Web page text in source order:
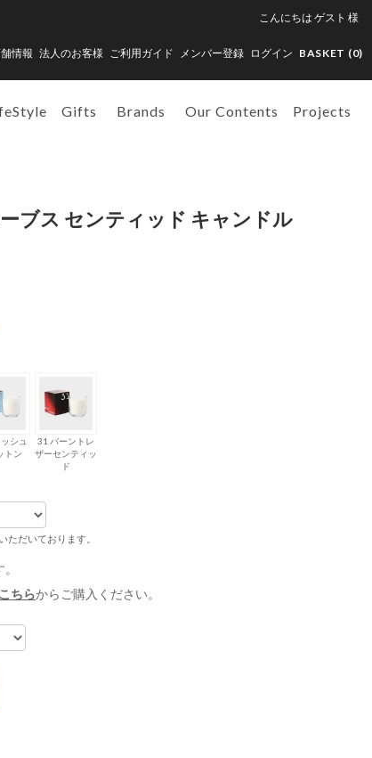
こんにちは ゲスト 様
情報 法人のお客様 ご利用ガイド メンバー登録 ログイン BASKET (0)
Gifts Brands Our Contents Projects
ブス センティッド キャンドル
シュ
トン
31 バーントレ
ザーセンティッ
ド
ただいております。
こちらからご購入ください。